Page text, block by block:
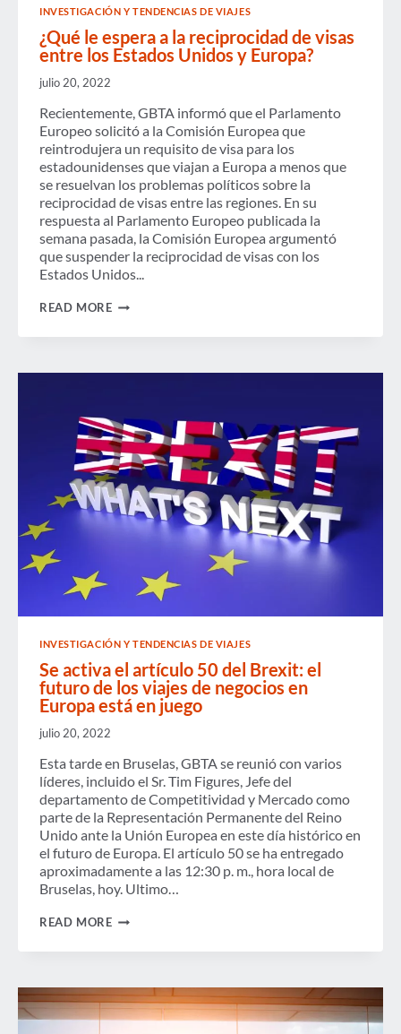
INVESTIGACIÓN Y TENDENCIAS DE VIAJES
¿Qué le espera a la reciprocidad de visas
entre los Estados Unidos y Europa?
julio 20, 2022
Recientemente, GBTA informó que el Parlamento
Europeo solicitó a la Comisión Europea que
reintrodujera un requisito de visa para los
estadounidenses que viajan a Europa a menos que
se resuelvan los problemas políticos sobre la
reciprocidad de visas entre las regiones. En su
respuesta al Parlamento Europeo publicada la
semana pasada, la Comisión Europea argumentó
que suspender la reciprocidad de visas con los
Estados Unidos...
READ MORE¿QUÉ
RECIPROCIDAD
ENTRE
LOS
ESTADOS
UNIDOS
Y
EUROPA?
INVESTIGACIÓN Y TENDENCIAS DE VIAJES
Se activa el artículo 50 del Brexit: el
futuro de los viajes de negocios en
Europa está en juego
julio 20, 2022
Esta tarde en Bruselas, GBTA se reunió con varios
líderes, incluido el Sr. Tim Figures, Jefe del
departamento de Competitividad y Mercado como
parte de la Representación Permanente del Reino
Unido ante la Unión Europea en este día histórico en
el futuro de Europa. El artículo 50 se ha entregado
aproximadamente a las 12:30 p. m., hora local de
Bruselas, hoy. Ultimo…
READ MORESE
DEL
BREXIT:
EL